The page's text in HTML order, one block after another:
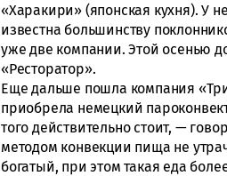
«Харакири» (японская кухня). У
известна большинству
уже две компании. Этой осенью
«Ресторатор».
Еще дальше пошла компания
приобрела немецкий
того действительно стоит, —
методом конвекции пища не
богатый, при этом такая еда